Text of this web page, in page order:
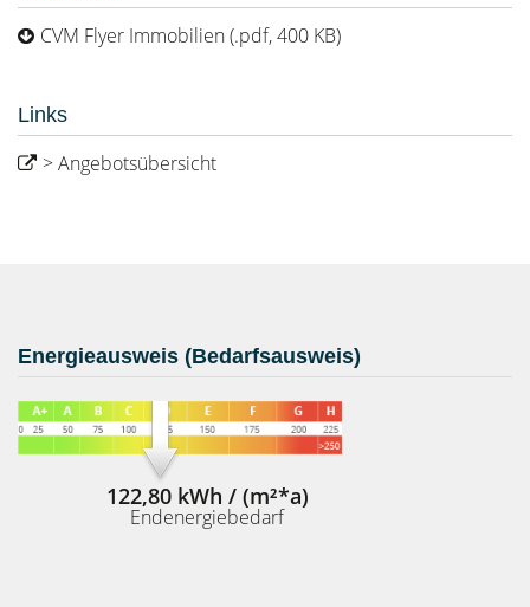
CVM Flyer Immobilien (.pdf, 400 KB)
Links
> Angebotsübersicht
Energieausweis (Bedarfsausweis)
122,80 kWh / (m²*a)
Endenergiebedarf